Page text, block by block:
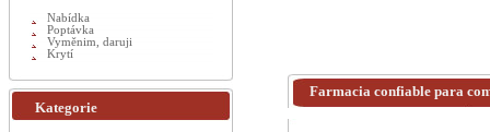
Farmacia confiable para
Nabídka
Poptávka
Vyměnim, daruji
Krytí
Kategorie